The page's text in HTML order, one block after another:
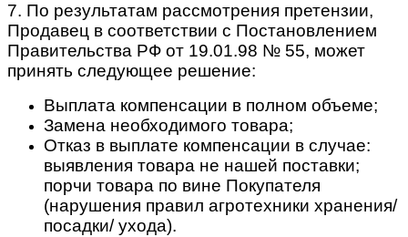
7. По результатам рассмотрения претензии,
Продавец в соответствии с Постановлением
Правительства РФ от 19.01.98 № 55, может
принять следующее решение:
Выплата компенсации в полном объеме;
Замена необходимого товара;
Отказ в выплате компенсации в случае:
выявления товара не нашей поставки;
порчи товара по вине Покупателя
(нарушения правил агротехники хранения/
посадки/ ухода).